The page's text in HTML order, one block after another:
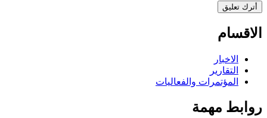
الاقسام
الاخبار
التقارير
المؤتمرات والفعاليات
روابط مهمة